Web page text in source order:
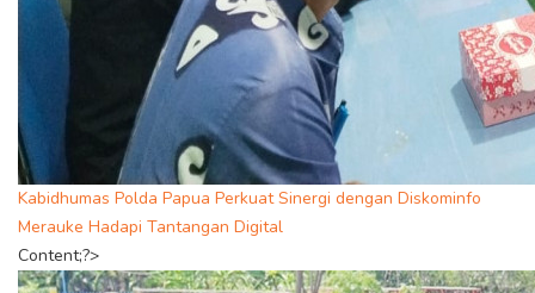
Kabidhumas Polda Papua Perkuat Sinergi dengan Diskominfo
Merauke Hadapi Tantangan Digital
Content;?>